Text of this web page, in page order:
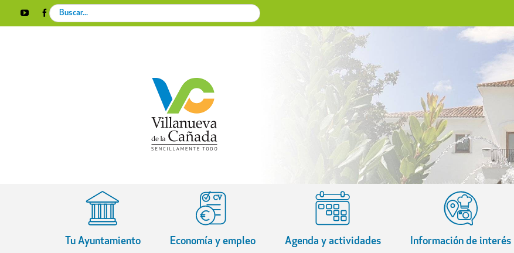
YouTubeFacebookInstagram
X
Search
for:
Tu Ayuntamiento Economía y empleo Agenda y actividades Información de interés